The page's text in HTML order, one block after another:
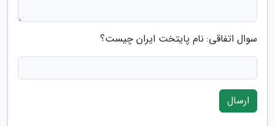
سوال اتفاقی: نام پایتخت ایران چیست؟
ارسال